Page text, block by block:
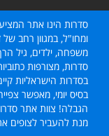
סדרות הינו אתר
ומחו"ל, במגוון רחב
משפחה, ילדים, גיל
סדרות, מצורפות
בסדרות הישראליות
בסיס יומי, מאפשר
הגבלה! צוות אתר
מנת להעביר לצופים